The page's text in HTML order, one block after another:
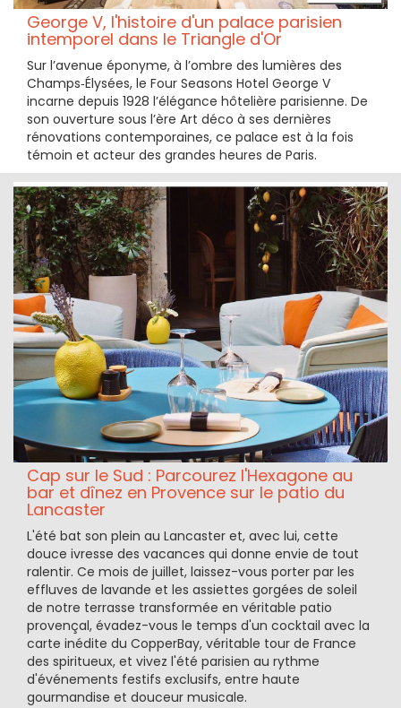
George V, l'histoire d'un palace parisien
intemporel dans le Triangle d'Or
Sur l’avenue éponyme, à l’ombre des lumières des
Champs‑Élysées, le Four Seasons Hotel George V
incarne depuis 1928 l’élégance hôtelière parisienne. De
son ouverture sous l’ère Art déco à ses dernières
rénovations contemporaines, ce palace est à la fois
témoin et acteur des grandes heures de Paris.
Cap sur le Sud : Parcourez l'Hexagone au
bar et dînez en Provence sur le patio du
Lancaster
L'été bat son plein au Lancaster et, avec lui, cette
douce ivresse des vacances qui donne envie de tout
ralentir. Ce mois de juillet, laissez-vous porter par les
effluves de lavande et les assiettes gorgées de soleil
de notre terrasse transformée en véritable patio
provençal, évadez-vous le temps d'un cocktail avec la
carte inédite du CopperBay, véritable tour de France
des spiritueux, et vivez l'été parisien au rythme
d'événements festifs exclusifs, entre haute
gourmandise et douceur musicale.